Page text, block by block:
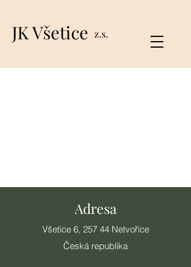
JK Všetice z.s.
Adresa
Všetice 6, 257 44 Netvořice
Česká republika